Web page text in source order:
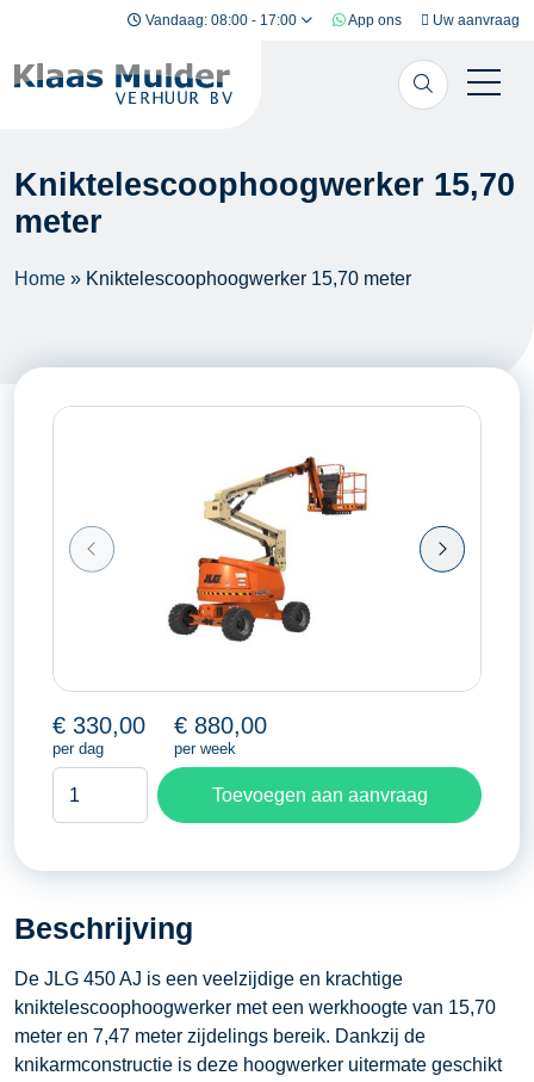
Ga naar inhoud Vandaag: 08:00 - 17:00 App ons Uw aanvraag
Kniktelescoophoogwerker 15,70
meter
Home » Kniktelescoophoogwerker 15,70 meter
€ 330,00
per dag
€ 880,00
per week
Kniktelescoophoogwerker
aantal
Toevoegen aan aanvraag
Beschrijving
De JLG 450 AJ is een veelzijdige en krachtige
kniktelescoophoogwerker met een werkhoogte van 15,70
meter en 7,47 meter zijdelings bereik. Dankzij de
knikarmconstructie is deze hoogwerker uitermate geschikt